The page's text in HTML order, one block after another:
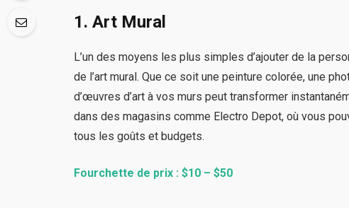
1. Art Mural
L’un des moyens les plus simples d’ajouter de la
de l’art mural. Que ce soit une peinture colorée, une
d’œuvres d’art à vos murs peut transformer
dans des magasins comme Electro Depot, où vous
tous les goûts et budgets.
Fourchette de prix : $10 – $50